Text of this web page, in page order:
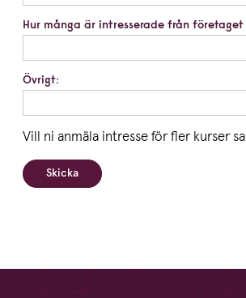
Hur många är intresserade från företaget
Övrigt:
Vill ni anmäla intresse för fler kurser
Skicka